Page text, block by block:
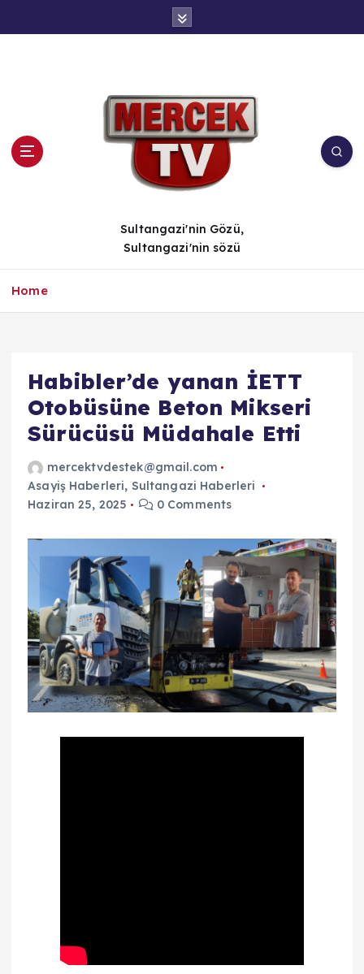
Sultangazi'nin Gözü,
Sultangazi'nin sözü
Home
Habibler’de yanan İETT
Otobüsüne Beton Mikseri
Sürücüsü Müdahale Etti
mercektvdestek@gmail.com
Asayiş Haberleri, Sultangazi Haberleri
Haziran 25, 2025
0 Comments